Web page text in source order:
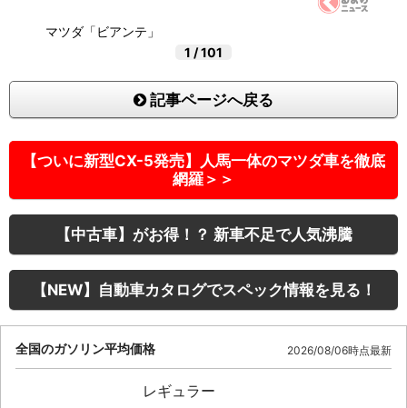
マツダ「ビアンテ」
1 /101
記事ページへ戻る
【ついに新型CX-5発売】人馬一体のマツダ車を徹底
網羅＞＞
【中古車】がお得！？ 新車不足で人気沸騰
【NEW】自動車カタログでスペック情報を見る！
全国のガソリン平均価格 2026/08/06時点最新
レギュラー